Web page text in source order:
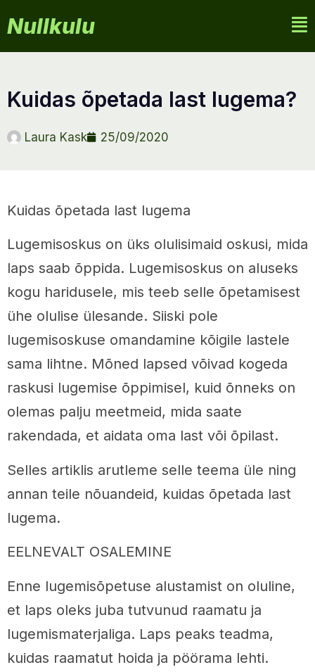
Nullkulu
kuidas õpetada last lugema?
Laura Kask 25/09/2020
Kuidas õpetada last lugema
Lugemisoskus on üks olulisimaid oskusi, mida
laps saab õppida. Lugemisoskus on aluseks
kogu haridusele, mis teeb selle õpetamisest
ühe olulise ülesande. Siiski pole
lugemisoskuse omandamine kõigile lastele
sama lihtne. Mõned lapsed võivad kogeda
raskusi lugemise õppimisel, kuid õnneks on
olemas palju meetmeid, mida saate
rakendada, et aidata oma last või õpilast.
Selles artiklis arutleme selle teema üle ning
annan teile nõuandeid, kuidas õpetada last
lugema.
EELNEVALT OSALEMINE
Enne lugemisõpetuse alustamist on oluline,
et laps oleks juba tutvunud raamatu ja
lugemismaterjaliga. Laps peaks teadma,
kuidas raamatut hoida ja pöörama lehti.